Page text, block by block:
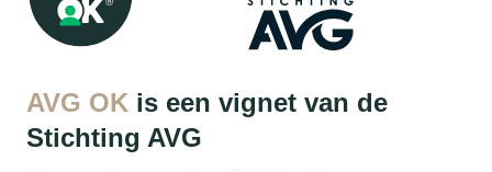
AVG OK is een vignet van de
Stichting AVG